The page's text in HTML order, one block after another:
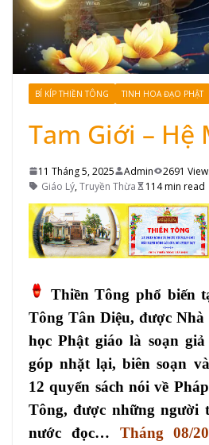
BÍ KÍP THIỀN TÔNG TINH HOA ĐẠO PHẬT
Tam Giới – Hệ
11 Tháng 5, 2025 Admin 2691
Giáo Lý,Truyền Thừa 114 min read
Thiền Tông phổ biến
Tông Tân Diệu, được Nhà
học Phật giáo là soạn
góp nhặt lại, biên soạn
12 quyển sách nói về
Tông, được những người
nước đọc… Tháng 08/